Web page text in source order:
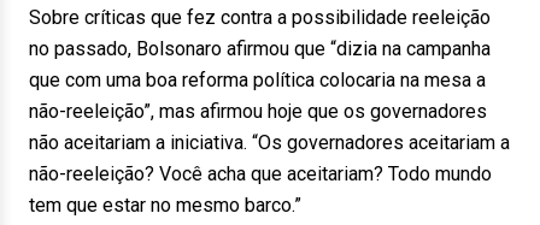
Sobre críticas que fez contra a possibilidade reeleição
no passado, Bolsonaro afirmou que “dizia na campanha
que com uma boa reforma política colocaria na mesa a
não-reeleição”, mas afirmou hoje que os governadores
não aceitariam a iniciativa. “Os governadores aceitariam a
não-reeleição? Você acha que aceitariam? Todo mundo
tem que estar no mesmo barco.”